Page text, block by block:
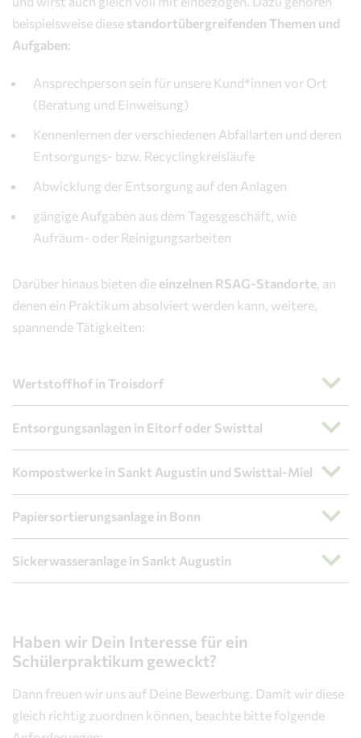
beispielsweise diese standortübergreifenden Themen und
Aufgaben:
Ansprechperson sein für unsere Kund*innen vor Ort
(Beratung und Einweisung)
Kennenlernen der verschiedenen Abfallarten und deren
Entsorgungs- bzw. Recyclingkreisläufe
Abwicklung der Entsorgung auf den Anlagen
gängige Aufgaben aus dem Tagesgeschäft, wie
Aufräum- oder Reinigungsarbeiten
Darüber hinaus bieten die einzelnen RSAG-Standorte, an
denen ein Praktikum absolviert werden kann, weitere,
spannende Tätigkeiten:
Wertstoffhof in Troisdorf
Entsorgungsanlagen in Eitorf oder Swisttal
Kompostwerke in Sankt Augustin und Swisttal-Miel
Papiersortierungsanlage in Bonn
Sickerwasseranlage in Sankt Augustin
Haben wir Dein Interesse für ein
Schülerpraktikum geweckt?
Dann freuen wir uns auf Deine Bewerbung. Damit wir diese
gleich richtig zuordnen können, beachte bitte folgende